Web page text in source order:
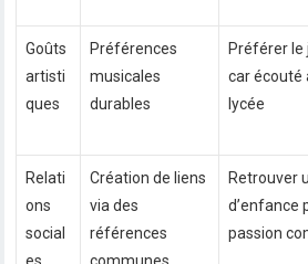
Goûts
artisti
ques
Préférences
musicales
durables
Préférer le
car écouté
lycée
Relati
ons
social
Création de liens
via des
références
Retrouver
d’enfance
passion